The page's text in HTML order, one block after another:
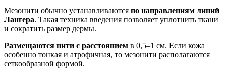
Мезонити обычно устанавливаются по направлениям линий
Лангера. Такая техника введения позволяет уплотнить ткани
и сократить размер дермы.
Размещаются нити с расстоянием в 0,5–1 см. Если кожа
особенно тонкая и атрофичная, то мезонити располагаются
сеткообразной формой.